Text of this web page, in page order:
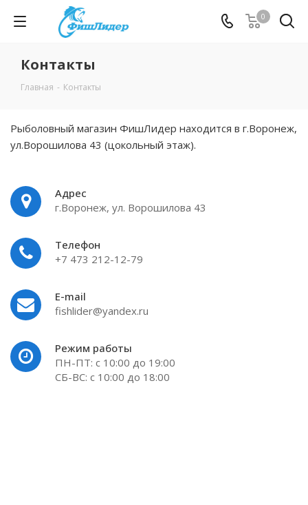
0
Контакты
Главная - Контакты
Рыболовный магазин ФишЛидер находится в г.Воронеж,
ул.Ворошилова 43 (цокольный этаж).
Адрес
г.Воронеж, ул. Ворошилова 43
Телефон
+7 473 212-12-79
E-mail
fishlider@yandex.ru
Режим работы
ПН-ПТ: с 10:00 до 19:00
СБ-ВС: с 10:00 до 18:00